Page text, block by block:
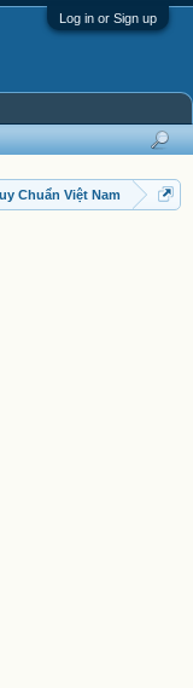
Log in or Sign up
Chuẩn Việt Nam